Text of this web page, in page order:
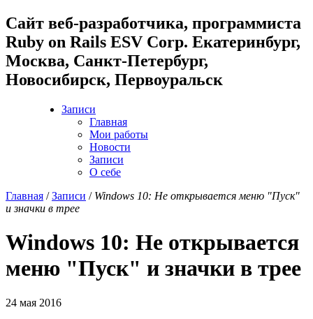
Cайт веб-разработчика, программиста
Ruby on Rails ESV Corp. Екатеринбург,
Москва, Санкт-Петербург,
Новосибирск, Первоуральск
Записи
Главная
Мои работы
Новости
Записи
О себе
Главная /Записи / Windows 10: Не открывается меню "Пуск"
и значки в трее
Windows 10: Не открывается
меню "Пуск" и значки в трее
24 мая 2016